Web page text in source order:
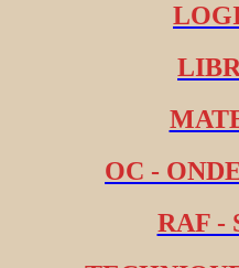
OC -
RAF -